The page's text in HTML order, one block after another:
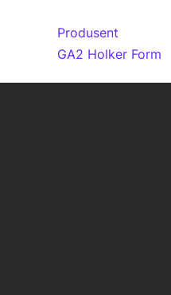
Produsent
GA2 Holker Form